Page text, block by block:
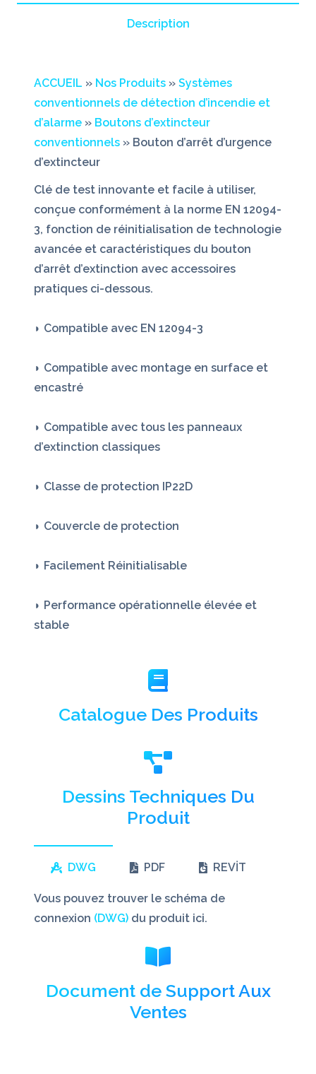
Description
ACCUEIL » Nos Produits » Systèmes
conventionnels de détection d’incendie et
d’alarme » Boutons d’extincteur
conventionnels » Bouton d’arrêt d’urgence
d’extincteur
Clé de test innovante et facile à utiliser,
conçue conformément à la norme EN 12094-
3, fonction de réinitialisation de technologie
avancée et caractéristiques du bouton
d’arrêt d’extinction avec accessoires
pratiques ci-dessous.
◗ Compatible avec EN 12094-3
◗ Compatible avec montage en surface et
encastré
◗ Compatible avec tous les panneaux
d’extinction classiques
◗ Classe de protection IP22D
◗ Couvercle de protection
◗ Facilement Réinitialisable
◗ Performance opérationnelle élevée et
stable
Catalogue Des Produits
Dessins Techniques Du
Produit
DWG PDF REVİT
Vous pouvez trouver le schéma de
connexion (DWG) du produit ici.
Document de Support Aux
Ventes